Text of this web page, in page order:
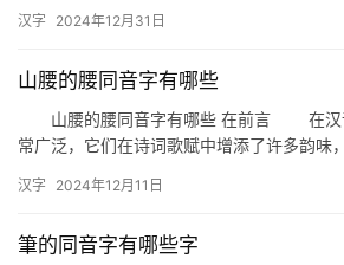
更…
汉字 2024年12月31日
山腰的腰同音字有哪些
山腰的腰同音字有哪些 在前言 在汉
常广泛，它们在诗词歌赋中增添了许多韵味
汉字 2024年12月11日
筆的同音字有哪些字